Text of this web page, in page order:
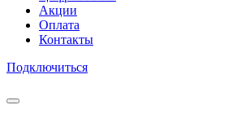
Акции
Оплата
Контакты
Подключиться